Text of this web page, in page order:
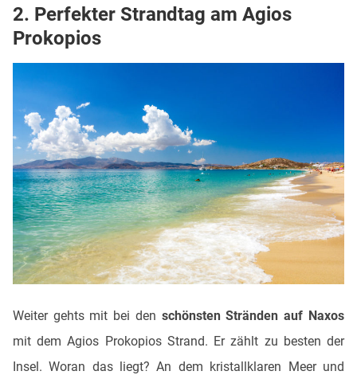
2. Perfekter Strandtag am Agios
Prokopios
Weiter gehts mit bei den schönsten Stränden auf Naxos
mit dem Agios Prokopios Strand. Er zählt zu besten der
Insel. Woran das liegt? An dem kristallklaren Meer und